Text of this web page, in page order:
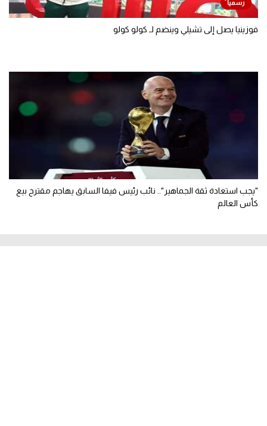
فوزينيا يصل إلى تشيلي وينضم لـ كولو كولو
"يجب استعادة ثقة الجماهير".. نائب رئيس فيفا السابق يهاجم مقترح بيع
كأس العالم